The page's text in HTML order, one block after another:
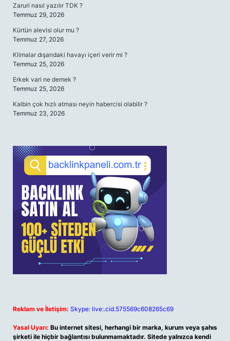
Zaruri nasıl yazılır TDK ?
Temmuz 29, 2026
Kürtün alevisi olur mu ?
Temmuz 27, 2026
Klimalar dışarıdaki havayı içeri verir mi ?
Temmuz 25, 2026
Erkek vari ne demek ?
Temmuz 25, 2026
Kalbin çok hızlı atması neyin habercisi olabilir ?
Temmuz 23, 2026
Reklam ve İletişim: Skype: live:.cid.575569c608265c69
Yasal Uyarı: Bu internet sitesi, herhangi bir marka, kurum veya şahıs
şirketi ile hiçbir bağlantısı bulunmamaktadır. Sitede yalnızca kendi